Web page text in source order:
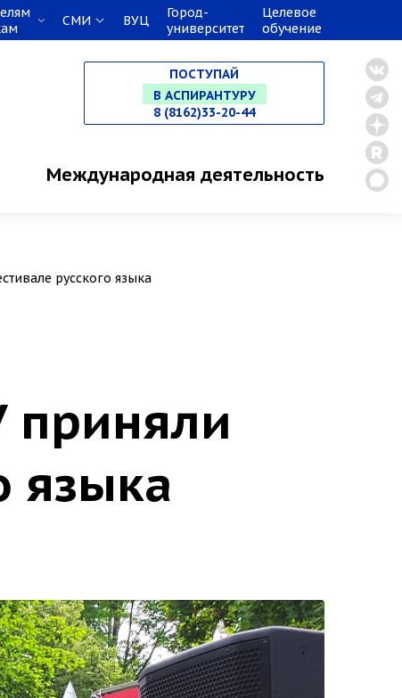
СМИ ВУЦ
Город-
университет
Целевое
обучение
ПОСТУПАЙ
НА СПЕЦИАЛИТЕТ
В МАГИСТРАТУРУ
8 (8162)33-20-44
Международная деятельность
русского языка
приняли
языка